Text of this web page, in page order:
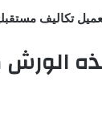
تكاليف
هذه